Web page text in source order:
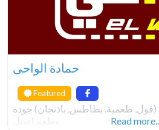
حمادة الواحى
Featured
طعمية, بطاطس, باذنجان) جوده
وطعم اصيل
Read